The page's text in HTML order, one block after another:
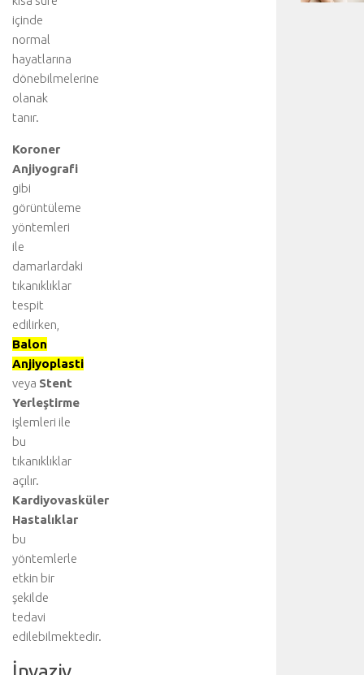
içinde
normal
hayatlarına
dönebilmelerine
olanak
tanır.
Koroner
Anjiyografi
gibi
görüntüleme
yöntemleri
ile
damarlardaki
tıkanıklıklar
tespit
edilirken,
Balon
Anjiyoplasti
veya Stent
Yerleştirme
işlemleri ile
bu
tıkanıklıklar
açılır.
Kardiyovasküler
Hastalıklar
bu
yöntemlerle
etkin bir
şekilde
tedavi
edilebilmektedir.